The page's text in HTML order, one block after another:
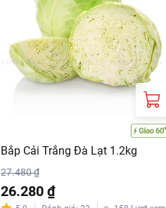
Bắp Cải Trắng Đà Lạt 1.2kg
27.480 ₫
26.280 ₫